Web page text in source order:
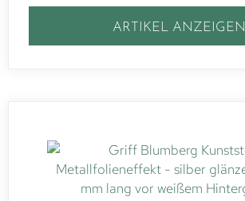
ARTIKEL ANZEIGEN